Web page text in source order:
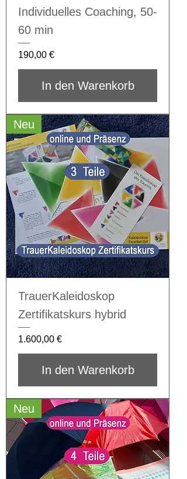
Individuelles Coaching, 50-
60 min
Preis
190,00 €
In den Warenkorb
Neu
TrauerKaleidoskop
Zertifikatskurs hybrid
Preis
1.600,00 €
In den Warenkorb
Neu